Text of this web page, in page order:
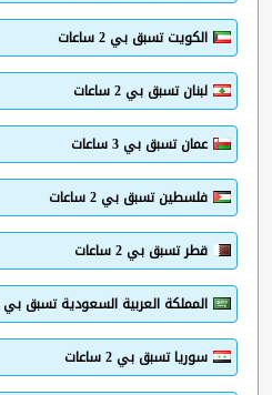
الكويت تسبق بي 2 ساعات
لبنان تسبق بي 2 ساعات
عمان تسبق بي 3 ساعات
فلسطين تسبق بي 2 ساعات
قطر تسبق بي 2 ساعات
المملكة العربية السعودية تسبق بي 2
سوريا تسبق بي 2 ساعات